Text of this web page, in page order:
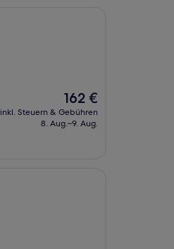
Der
Preis
beträgt
162 €
inkl. Steuern & Gebühren
8. Aug.–9. Aug.